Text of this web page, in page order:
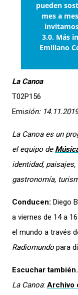
pueden
mes a
3.0. Más
Emiliano
La Canoa
T02P156
Emisión: 14.11.2019
La Canoaes un
el equipo de
identidad,
gastronomía,
Conducen: Diego
a viernes de 14 a
el mundo a través
Radiomundo para
Escuchar
La Canoa: Archivo